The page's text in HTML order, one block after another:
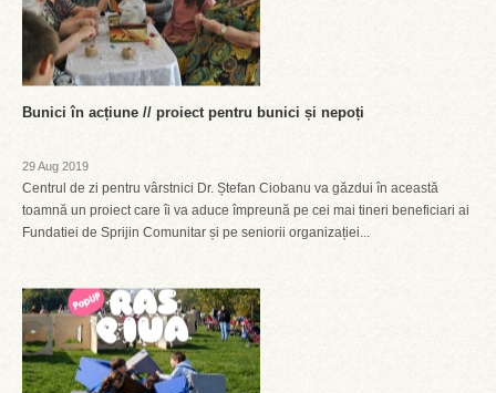
Bunici în acțiune // proiect pentru bunici și nepoți
29 Aug 2019
Centrul de zi pentru vârstnici Dr. Ștefan Ciobanu va găzdui în această
toamnă un proiect care îi va aduce împreună pe cei mai tineri beneficiari ai
Fundatiei de Sprijin Comunitar și pe seniorii organizației...